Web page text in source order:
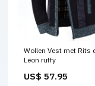
Wollen Vest met Rits
Leon ruffy
US$ 57.95